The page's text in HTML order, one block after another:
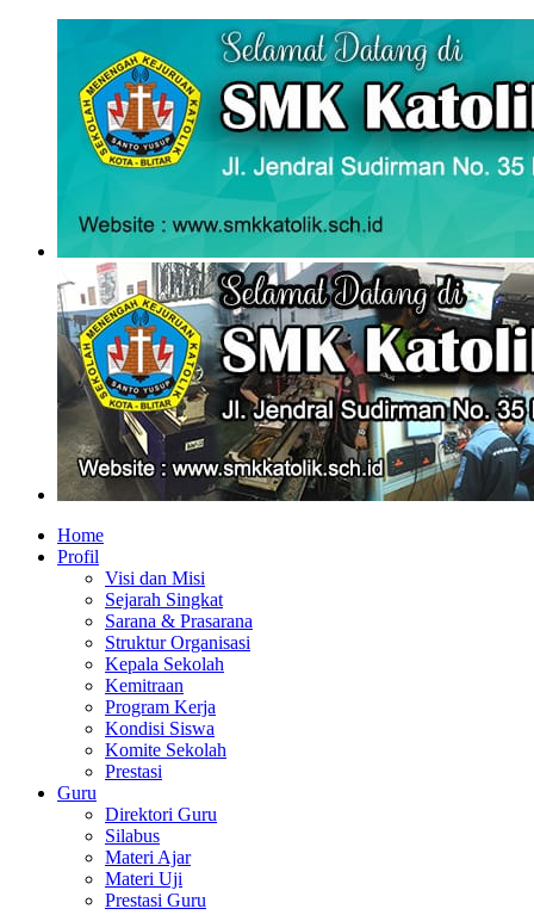
Home
Profil
Visi dan Misi
Sejarah Singkat
Sarana & Prasarana
Struktur Organisasi
Kepala Sekolah
Kemitraan
Program Kerja
Kondisi Siswa
Komite Sekolah
Prestasi
Guru
Direktori Guru
Silabus
Materi Ajar
Materi Uji
Prestasi Guru